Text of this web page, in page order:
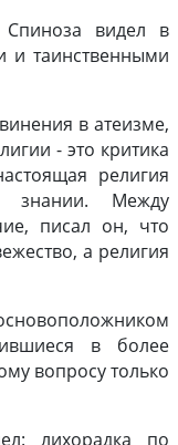
Спиноза видел в
и таинственными
в атеизме,
- это критика
религия
знании. Между
писал он, что
а религия
в более
вопросу только
лихорадка по